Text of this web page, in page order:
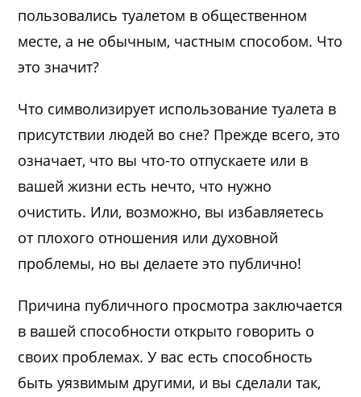
пользовались туалетом в общественном
месте, а не обычным, частным способом. Что
это значит?
Что символизирует использование туалета в
присутствии людей во сне? Прежде всего, это
означает, что вы что-то отпускаете или в
вашей жизни есть нечто, что нужно
очистить. Или, возможно, вы избавляетесь
от плохого отношения или духовной
проблемы, но вы делаете это публично!
Причина публичного просмотра заключается
в вашей способности открыто говорить о
своих проблемах. У вас есть способность
быть уязвимым другими, и вы сделали так,